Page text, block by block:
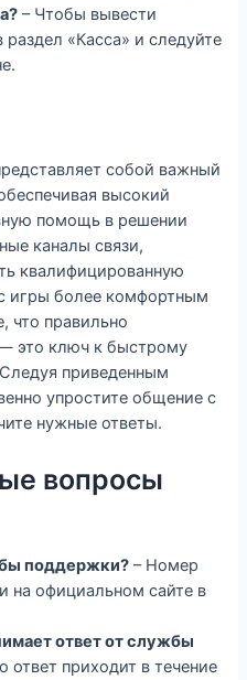
– Чтобы вывести
раздел «Касса» и следуйте
собой важный
высокий
помощь в решении
каналы связи,
квалифицированную
игры более комфортным
что правильно
это ключ к быстрому
приведенным
упростите общение с
нужные ответы.
вопросы
поддержки? – Номер
на официальном сайте в
ответ от службы
ответ приходит в течение